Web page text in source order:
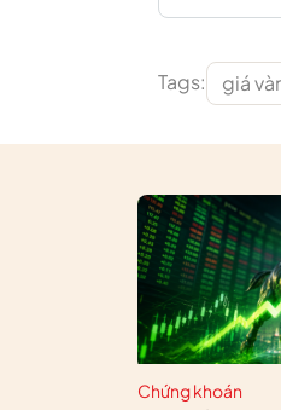
Tags: giá
Chứng khoán